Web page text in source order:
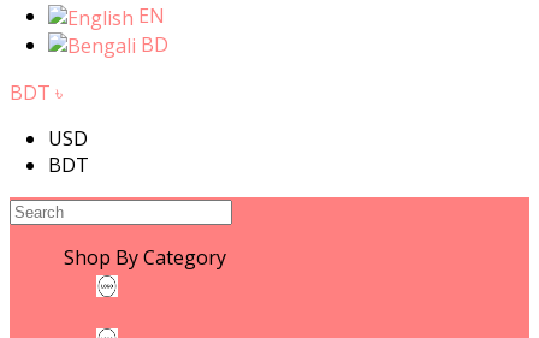
EN
BD
BDT ৳
USD
BDT
Shop By Category